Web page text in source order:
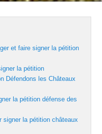
et faire signer la pétition
la pétition
Défendons les Châteaux
la pétition défense des
signer la pétition châteaux